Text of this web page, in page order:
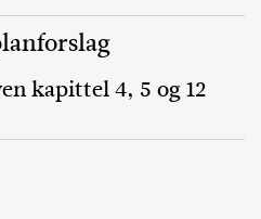
kapittel 4, 5 og 12